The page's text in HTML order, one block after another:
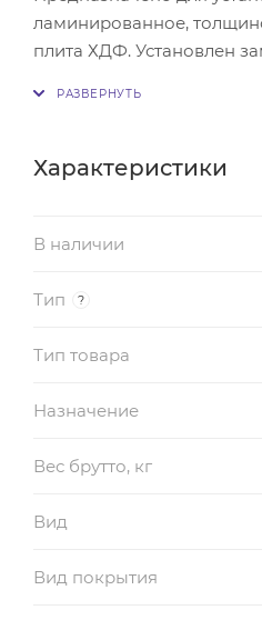
ламинированное,
плита ХДФ. Установлен
Характеристики
В наличии
Тип ?
Тип товара
Назначение
Вес брутто, кг
Вид
Вид покрытия